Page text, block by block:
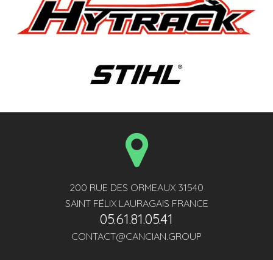
200 RUE DES ORMEAUX 31540
SAINT FÉLIX LAURAGAIS FRANCE
05.61.81.05.41
CONTACT@CANCIAN.GROUP